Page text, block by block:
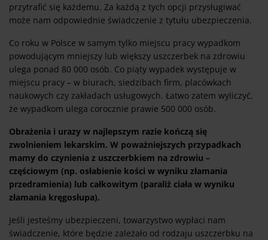
przytrafić się każdemu. Za każdą z tych opcji przysługiwać
może nam odpowiednie świadczenie z tytułu ubezpieczenia.
Co roku w Polsce w samym tylko miejscu pracy wypadkom
powodującym mniejszy lub większy uszczerbek na zdrowiu
ulega ponad 80 000 osób. Co piąty wypadek występuje w
miejscu pracy – w biurach, siedzibach firm, placówkach
naukowych czy zakładach usługowych. Łatwo zatem wyliczyć,
że wypadkom ulega corocznie prawie 500 000 osób.
Obrażenia i urazy w najlepszym razie kończą się
zwolnieniem lekarskim. W poważniejszych przypadkach
mamy do czynienia z uszczerbkiem na zdrowiu –
częściowym (np. osłabienie kości w wyniku złamania
przedramienia) lub całkowitym (paraliż ciała w wyniku
złamania kręgosłupa).
Jeśli jesteśmy ubezpieczeni, towarzystwo wypłaci nam
świadczenie, które będzie zależało od rodzaju uszczerbku na